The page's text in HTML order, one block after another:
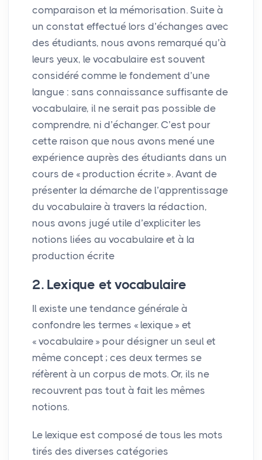
comparaison et la mémorisation. Suite à
un constat effectué lors d’échanges avec
des étudiants, nous avons remarqué qu’à
leurs yeux, le vocabulaire est souvent
considéré comme le fondement d’une
langue : sans connaissance suffisante de
vocabulaire, il ne serait pas possible de
comprendre, ni d’échanger. C’est pour
cette raison que nous avons mené une
expérience auprès des étudiants dans un
cours de « production écrite ». Avant de
présenter la démarche de l’apprentissage
du vocabulaire à travers la rédaction,
nous avons jugé utile d’expliciter les
notions liées au vocabulaire et à la
production écrite
2. Lexique et vocabulaire
Il existe une tendance générale à
confondre les termes « lexique » et
« vocabulaire » pour désigner un seul et
même concept ; ces deux termes se
réfèrent à un corpus de mots. Or, ils ne
recouvrent pas tout à fait les mêmes
notions.
Le lexique est composé de tous les mots
tirés des diverses catégories